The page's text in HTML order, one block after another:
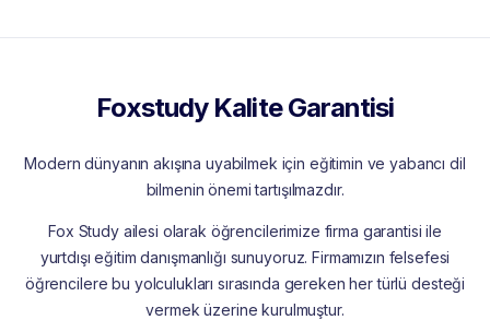
Foxstudy Kalite Garantisi
Modern dünyanın akışına uyabilmek için eğitimin ve yabancı dil
bilmenin önemi tartışılmazdır.
Fox Study ailesi olarak öğrencilerimize firma garantisi ile
yurtdışı eğitim danışmanlığı sunuyoruz. Firmamızın felsefesi
öğrencilere bu yolculukları sırasında gereken her türlü desteği
vermek üzerine kurulmuştur.